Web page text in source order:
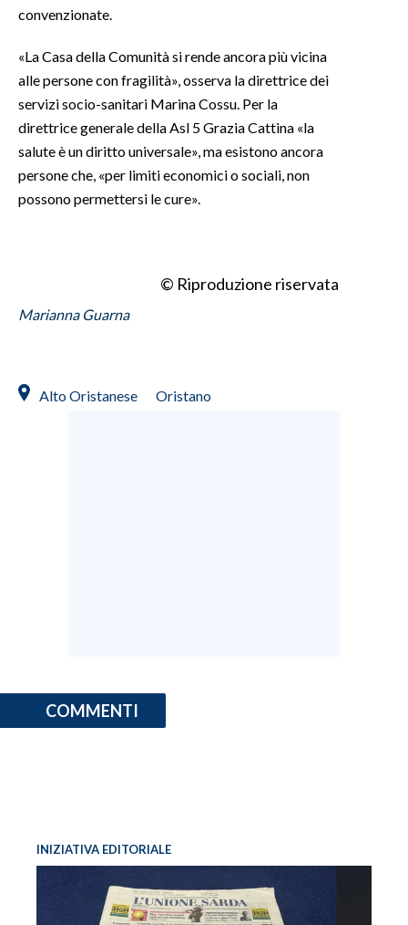
convenzionate.
«La Casa della Comunità si rende ancora più vicina
alle persone con fragilità», osserva la direttrice dei
servizi socio-sanitari Marina Cossu. Per la
direttrice generale della Asl 5 Grazia Cattina «la
salute è un diritto universale», ma esistono ancora
persone che, «per limiti economici o sociali, non
possono permettersi le cure».
© Riproduzione riservata
Marianna Guarna
Alto Oristanese Oristano
COMMENTI
INIZIATIVA EDITORIALE